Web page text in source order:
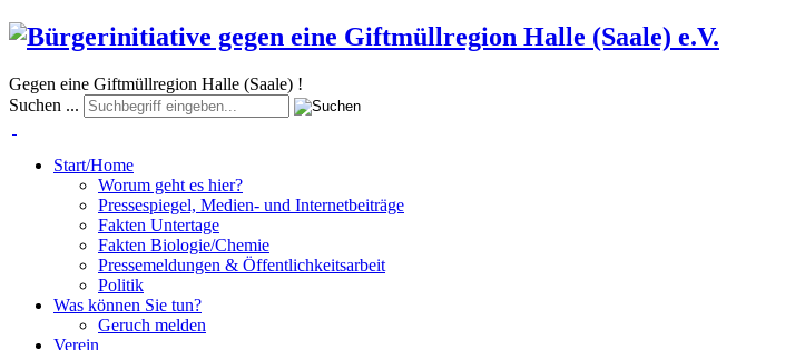
Gegen eine Giftmüllregion Halle (Saale) !
Suchen ...
Start/Home
Worum geht es hier?
Pressespiegel, Medien- und Internetbeiträge
Fakten Untertage
Fakten Biologie/Chemie
Pressemeldungen & Öffentlichkeitsarbeit
Politik
Was können Sie tun?
Geruch melden
Verein